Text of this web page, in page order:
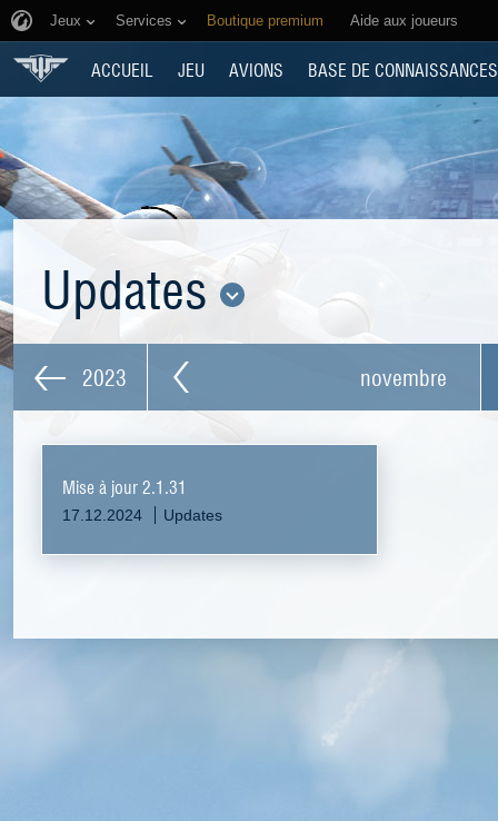
Jeux Services Boutique premium Aide aux joueurs
ACCUEIL JEU AVIONS BASE DE CONNAISSANCES
Updates
2023 novembre
Mise à jour 2.1.31
17.12.2024 Updates